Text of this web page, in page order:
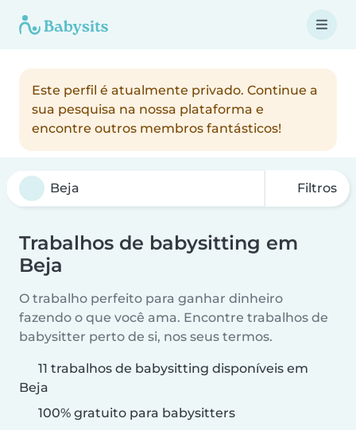
Este perfil é atualmente privado. Continue a
sua pesquisa na nossa plataforma e
encontre outros membros fantásticos!
Filtros
Trabalhos de babysitting em
Beja
O trabalho perfeito para ganhar dinheiro
fazendo o que você ama. Encontre trabalhos de
babysitter perto de si, nos seus termos.
11 trabalhos de babysitting disponíveis em
Beja
100% gratuito para babysitters